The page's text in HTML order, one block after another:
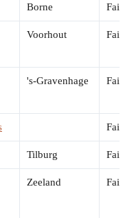
Borne
Voorhout
's-Gravenhage
Tilburg
Zeeland